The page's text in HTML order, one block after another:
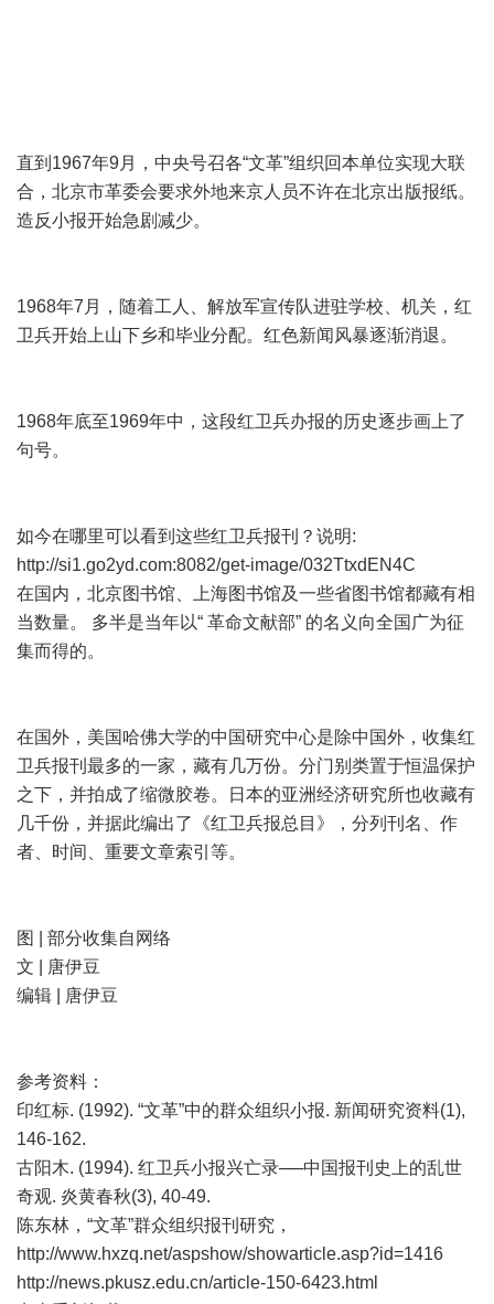
直到1967年9月，中央号召各“文革”组织回本单位实现大联
合，北京市革委会要求外地来京人员不许在北京出版报纸。
造反小报开始急剧减少。
1968年7月，随着工人、解放军宣传队进驻学校、机关，红
卫兵开始上山下乡和毕业分配。红色新闻风暴逐渐消退。
1968年底至1969年中，这段红卫兵办报的历史逐步画上了
句号。
如今在哪里可以看到这些红卫兵报刊？说明:
http://si1.go2yd.com:8082/get-image/032TtxdEN4C
在国内，北京图书馆、上海图书馆及一些省图书馆都藏有相
当数量。 多半是当年以“ 革命文献部” 的名义向全国广为征
集而得的。
在国外，美国哈佛大学的中国研究中心是除中国外，收集红
卫兵报刊最多的一家，藏有几万份。分门别类置于恒温保护
之下，并拍成了缩微胶卷。日本的亚洲经济研究所也收藏有
几千份，并据此编出了《红卫兵报总目》，分列刊名、作
者、时间、重要文章索引等。
图 | 部分收集自网络
文 | 唐伊豆
编辑 | 唐伊豆
参考资料：
印红标. (1992). “文革”中的群众组织小报. 新闻研究资料(1),
146-162.
古阳木. (1994). 红卫兵小报兴亡录──中国报刊史上的乱世
奇观. 炎黄春秋(3), 40-49.
陈东林，“文革”群众组织报刊研究，
http://www.hxzq.net/aspshow/showarticle.asp?id=1416
http://news.pkusz.edu.cn/article-150-6423.html